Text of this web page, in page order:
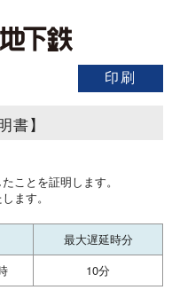
書】
ことを証明します。
ます。
最大遅延時分
10分